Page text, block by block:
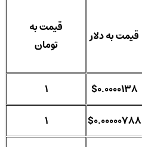
قیمت به
تومان
قیمت به دلار
$0.0000138
$0.00000788